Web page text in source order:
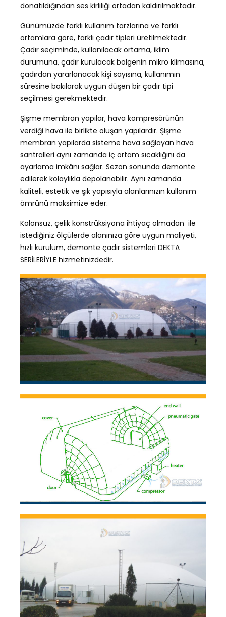
donatıldığından ses kirliliği ortadan kaldırılmaktadır.
Günümüzde farklı kullanım tarzlarına ve farklı
ortamlara göre, farklı çadır tipleri üretilmektedir.
Çadır seçiminde, kullanılacak ortama, iklim
durumuna, çadır kurulacak bölgenin mikro klimasına,
çadırdan yararlanacak kişi sayısına, kullanımın
süresine bakılarak uygun düşen bir çadır tipi
seçilmesi gerekmektedir.
Şişme membran yapılar, hava kompresörünün
verdiği hava ile birlikte oluşan yapılardır. Şişme
membran yapılarda sisteme hava sağlayan hava
santralleri aynı zamanda iç ortam sıcaklığını da
ayarlama imkânı sağlar. Sezon sonunda demonte
edilerek kolaylıkla depolanabilir. Aynı zamanda
kaliteli, estetik ve şık yapısıyla alanlarınızın kullanım
ömrünü maksimize eder.
Kolonsuz, çelik konstrüksiyona ihtiyaç olmadan ile
istediğiniz ölçülerde alanınıza göre uygun maliyeti,
hızlı kurulum, demonte çadır sistemleri DEKTA
SERİLERİYLE hizmetinizdedir.